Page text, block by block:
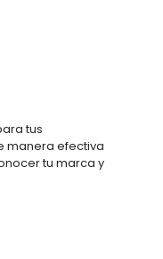
tus
manera efectiva
tu marca y